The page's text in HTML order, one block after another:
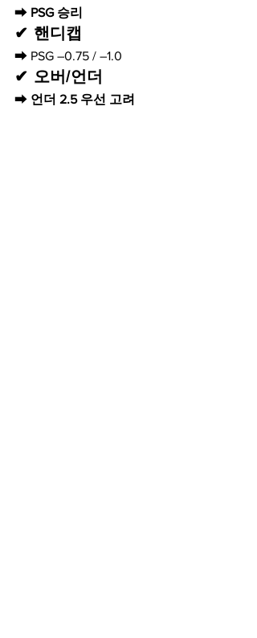
➡ PSG 승리
✔ 핸디캡
➡ PSG –0.75 / –1.0
✔ 오버/언더
➡ 언더 2.5 우선 고려